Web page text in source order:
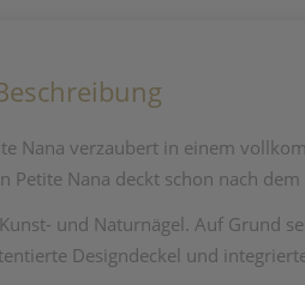
Nana verzaubert in einem
Petite Nana deckt schon nach
und Naturnägel. Auf Grund
Designdeckel und